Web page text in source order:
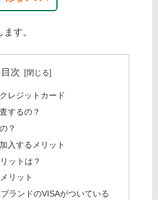
す。
目次
レジットカード
するの？
？
入するメリット
ットは？
リット
ランドのVISAがついている